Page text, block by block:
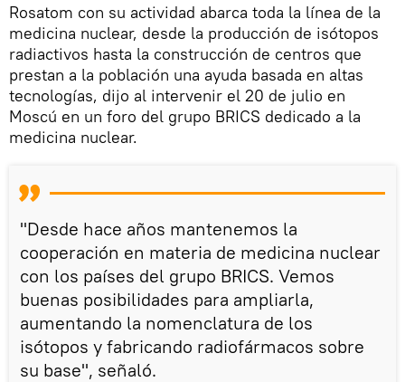
Rosatom con su actividad abarca toda la línea de la
medicina nuclear, desde la producción de isótopos
radiactivos hasta la construcción de centros que
prestan a la población una ayuda basada en altas
tecnologías, dijo al intervenir el 20 de julio en
Moscú en un foro del grupo BRICS dedicado a la
medicina nuclear.
"Desde hace años mantenemos la
cooperación en materia de medicina nuclear
con los países del grupo BRICS. Vemos
buenas posibilidades para ampliarla,
aumentando la nomenclatura de los
isótopos y fabricando radiofármacos sobre
su base", señaló.